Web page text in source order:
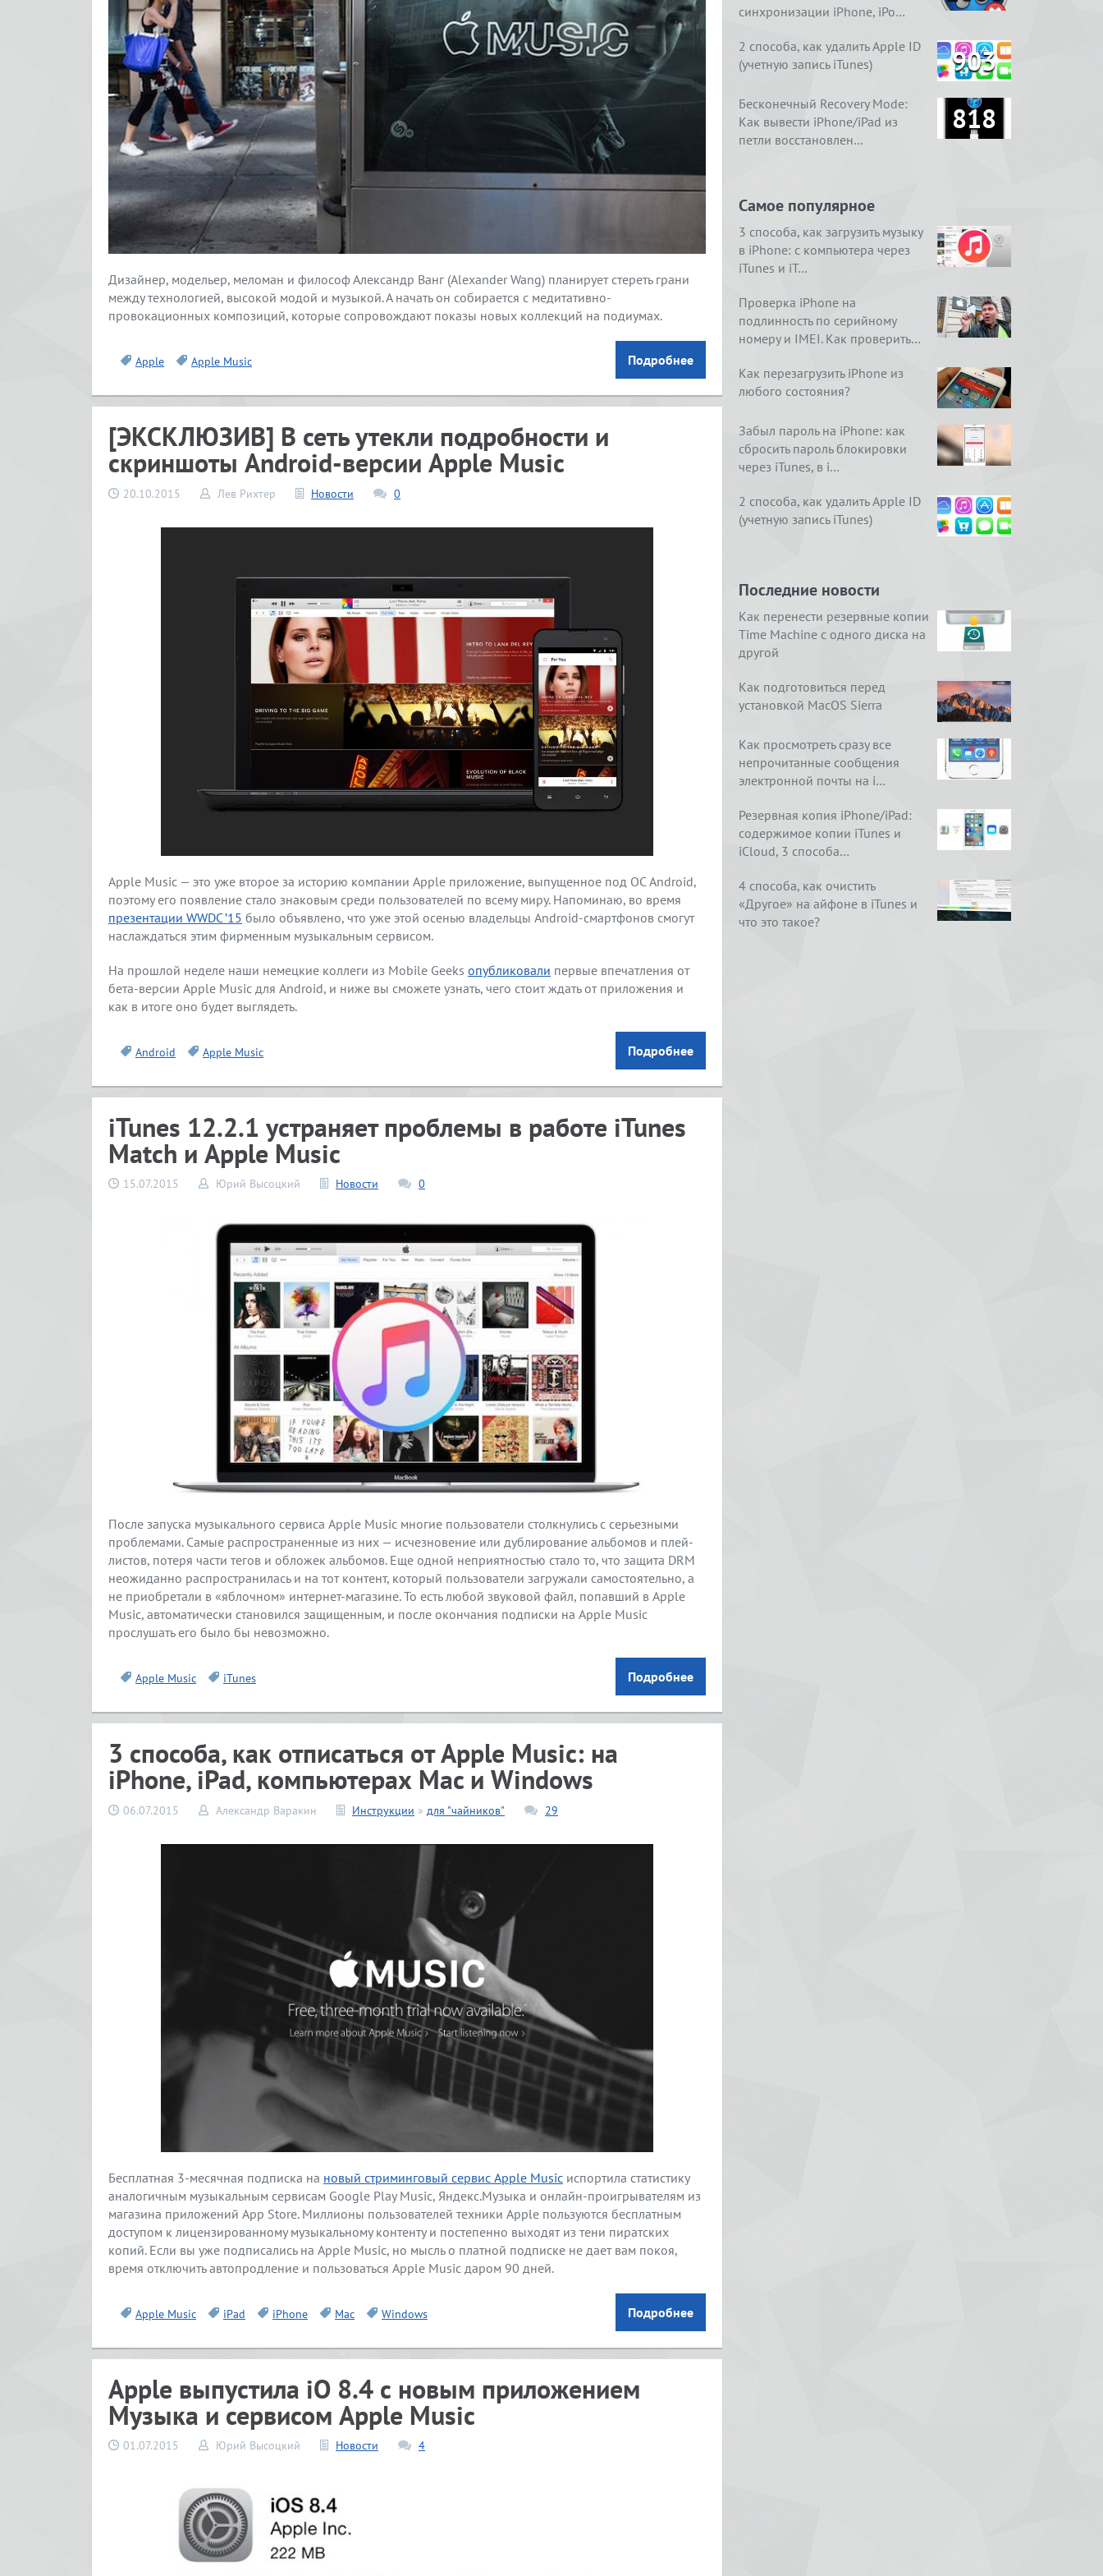
Дизайнер, модельер, меломан и философ Александр Ванг (Alexander Wang) планирует стереть грани
между технологией, высокой модой и музыкой. А начать он собирается с медитативно-
провокационных композиций, которые сопровождают показы новых коллекций на подиумах.
Apple Apple Music Подробнее
[ЭКСКЛЮЗИВ] В сеть утекли подробности и
скриншоты Android-версии Apple Music
20.10.2015 Лев Рихтер Новости 0
Apple Music — это уже второе за историю компании Apple приложение, выпущенное под ОС Android,
поэтому его появление стало знаковым среди пользователей по всему миру. Напоминаю, во время
презентации WWDC ’15 было объявлено, что уже этой осенью владельцы Android-смартфонов смогут
наслаждаться этим фирменным музыкальным сервисом.
На прошлой неделе наши немецкие коллеги из Mobile Geeks опубликовали первые впечатления от
бета-версии Apple Music для Android, и ниже вы сможете узнать, чего стоит ждать от приложения и
как в итоге оно будет выглядеть.
Android Apple Music Подробнее
iTunes 12.2.1 устраняет проблемы в работе iTunes
Match и Apple Music
15.07.2015 Юрий Высоцкий Новости 0
После запуска музыкального сервиса Apple Music многие пользователи столкнулись с серьезными
проблемами. Самые распространенные из них — исчезновение или дублирование альбомов и плей-
листов, потеря части тегов и обложек альбомов. Еще одной неприятностью стало то, что защита DRM
неожиданно распространилась и на тот контент, который пользователи загружали самостоятельно, а
не приобретали в «яблочном» интернет-магазине. То есть любой звуковой файл, попавший в Apple
Music, автоматически становился защищенным, и после окончания подписки на Apple Music
прослушать его было бы невозможно.
Apple Music iTunes Подробнее
3 способа, как отписаться от Apple Music: на
iPhone, iPad, компьютерах Mac и Windows
06.07.2015 Александр Варакин Инструкции » для "чайников" 29
Бесплатная 3-месячная подписка на новый стриминговый сервис Apple Music испортила статистику
аналогичным музыкальным сервисам Google Play Music, Яндекс.Музыка и онлайн-проигрывателям из
магазина приложений App Store. Миллионы пользователей техники Apple пользуются бесплатным
доступом к лицензированному музыкальному контенту и постепенно выходят из тени пиратских
копий. Если вы уже подписались на Apple Music, но мысль о платной подписке не дает вам покоя,
время отключить автопродление и пользоваться Apple Music даром 90 дней.
Apple Music iPad iPhone Mac Windows Подробнее
Apple выпустила iO 8.4 с новым приложением
Музыка и сервисом Apple Music
01.07.2015 Юрий Высоцкий Новости 4
синхронизации iPhone, iPo…
2 способа, как удалить Apple ID
(учетную запись iTunes)
903
Бесконечный Recovery Mode:
Как вывести iPhone/iPad из
петли восстановлен…
818
Самое популярное
3 способа, как загрузить музыку
в iPhone: с компьютера через
iTunes и iT…
Проверка iPhone на
подлинность по серийному
номеру и IMEI. Как проверить…
Как перезагрузить iPhone из
любого состояния?
Забыл пароль на iPhone: как
сбросить пароль блокировки
через iTunes, в i…
2 способа, как удалить Apple ID
(учетную запись iTunes)
Последние новости
Как перенести резервные копии
Time Machine с одного диска на
другой
Как подготовиться перед
установкой MacOS Sierra
Как просмотреть сразу все
непрочитанные сообщения
электронной почты на i…
Резервная копия iPhone/iPad:
содержимое копии iTunes и
iCloud, 3 способа…
4 способа, как очистить
«Другое» на айфоне в iTunes и
что это такое?